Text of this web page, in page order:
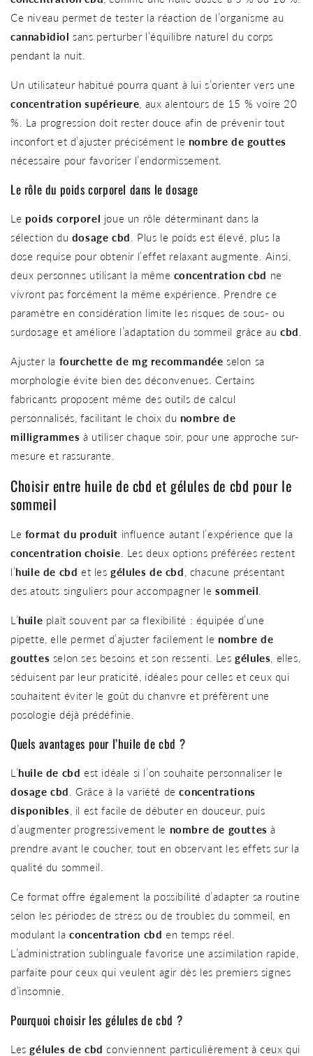
Ce niveau permet de tester la réaction de l’organisme au
cannabidiol sans perturber l’équilibre naturel du corps
pendant la nuit.
Un utilisateur habitué pourra quant à lui s’orienter vers une
concentration supérieure , aux alentours de 15 % voire 20
%. La progression doit rester douce afin de prévenir tout
inconfort et d’ajuster précisément le nombre de gouttes
nécessaire pour favoriser l’endormissement.
Le rôle du poids corporel dans le dosage
Le poids corporel joue un rôle déterminant dans la
sélection du dosage cbd
. Plus le poids est élevé, plus la
dose requise pour obtenir l’effet relaxant augmente. Ainsi,
deux personnes utilisant la même concentration cbd ne
vivront pas forcément la même expérience. Prendre ce
paramètre en considération limite les risques de sous- ou
surdosage et améliore l’adaptation du sommeil grâce aucbd
Ajuster la fourchette de mg recommandée selon sa
morphologie évite bien des déconvenues. Certains
fabricants proposent même des outils de calcul
personnalisés, facilitant le choix du nombre de
milligrammes à utiliser chaque soir, pour une approche sur-
mesure et rassurante.
Choisir entre huile de cbd et gélules de cbd pour le
sommeil
Le format du produit influence autant l’expérience que la
concentration choisie . Les deux options préférées restent
l’huile de cbd et lesgélules de cbd , chacune présentant
des atouts singuliers pour accompagner lesommeil
L’huile plaît souvent par sa flexibilité : équipée d’une
pipette, elle permet d’ajuster facilement le nombre de
gouttes selon ses besoins et son ressenti. Lesgélules , elles,
séduisent par leur praticité, idéales pour celles et ceux qui
souhaitent éviter le goût du chanvre et préfèrent une
posologie déjà prédéfinie.
Quels avantages pour l’huile de cbd ?
L’huile de cbd est idéale si l’on souhaite personnaliser le
dosage cbd
. Grâce à la variété deconcentrations
disponibles , il est facile de débuter en douceur, puis
d’augmenter progressivement le nombre de gouttes à
prendre avant le coucher, tout en observant les effets sur la
qualité du sommeil.
Ce format offre également la possibilité d’adapter sa routine
selon les périodes de stress ou de troubles du sommeil, en
modulant laconcentration cbd en temps réel.
L’administration sublinguale favorise une assimilation rapide,
parfaite pour ceux qui veulent agir dès les premiers signes
d’insomnie.
Pourquoi choisir les gélules de cbd ?
Lesgélules de cbd conviennent particulièrement à ceux qui